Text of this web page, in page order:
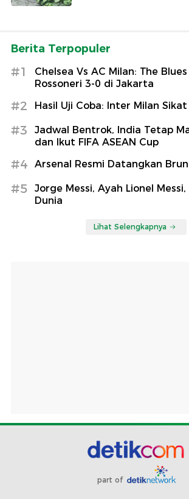
Berita Terpopuler
#1
Chelsea Vs AC Milan: The
Rossoneri 3-0 di Jakarta
#2 Hasil Uji Coba: Inter Milan
#3
Jadwal Bentrok, India Tetap
dan Ikut FIFA ASEAN Cup
#4 Arsenal Resmi Datangkan
#5
Jorge Messi, Ayah Lionel
Dunia
Lihat Selengkapnya
part of